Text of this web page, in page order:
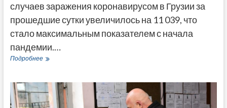
случаев заражения коронавирусом в Грузии за
прошедшие сутки увеличилось на 11 039, что
стало максимальным показателем с начала
пандемии.…
ПодробнееГрузия
подряд
фиксирует
максимумы